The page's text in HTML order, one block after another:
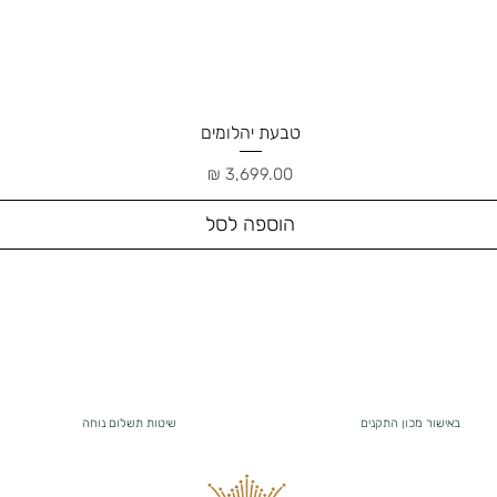
תצוגה מהירה
טבעת יהלומים
מחיר
הוספה לסל
שיטות תשלום נוחה באישור מכון התקנים